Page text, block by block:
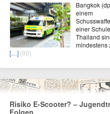
Bangkok
einem
einer
Thailand
mindestens
[…] (00)
Risiko E-Scooter? –
Folgen